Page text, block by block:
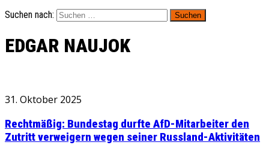
Suchen nach:
EDGAR NAUJOK
31. Oktober 2025
Rechtmäßig: Bundestag durfte AfD-Mitarbeiter den
Zutritt verweigern wegen seiner Russland-Aktivitäten